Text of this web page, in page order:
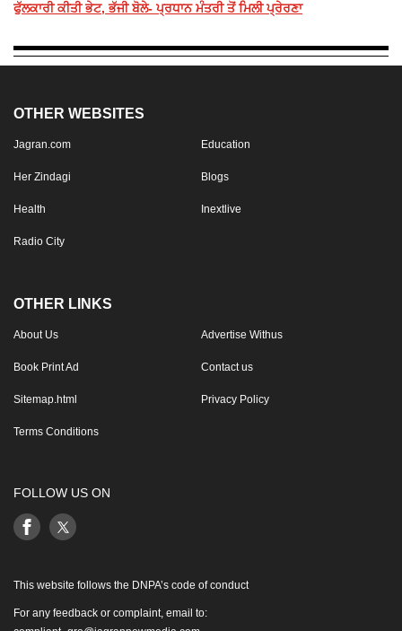
ਫੁੱਲਕਾਰੀ ਕੀਤੀ ਭੇਟ, ਭੱਜੀ ਬੋਲੇ- ਪ੍ਰਧਾਨ ਮੰਤਰੀ ਤੋਂ ਮਿਲੀ ਪ੍ਰੇਰਣਾ
OTHER WEBSITES
Jagran.com Education
Her Zindagi Blogs
Health Inextlive
Radio City
OTHER LINKS
About Us Advertise Withus
Book Print Ad Contact us
Sitemap.html Privacy Policy
Terms Conditions
FOLLOW US ON
This website follows the DNPA’s code of conduct
For any feedback or complaint, email to: